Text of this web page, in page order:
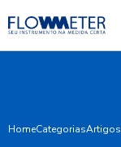
HomeCategoriasArtigos